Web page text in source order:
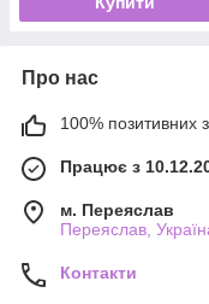
Про нас
100% позитивних з
Працює з
м. Переяслав
Переяслав,
Контакти